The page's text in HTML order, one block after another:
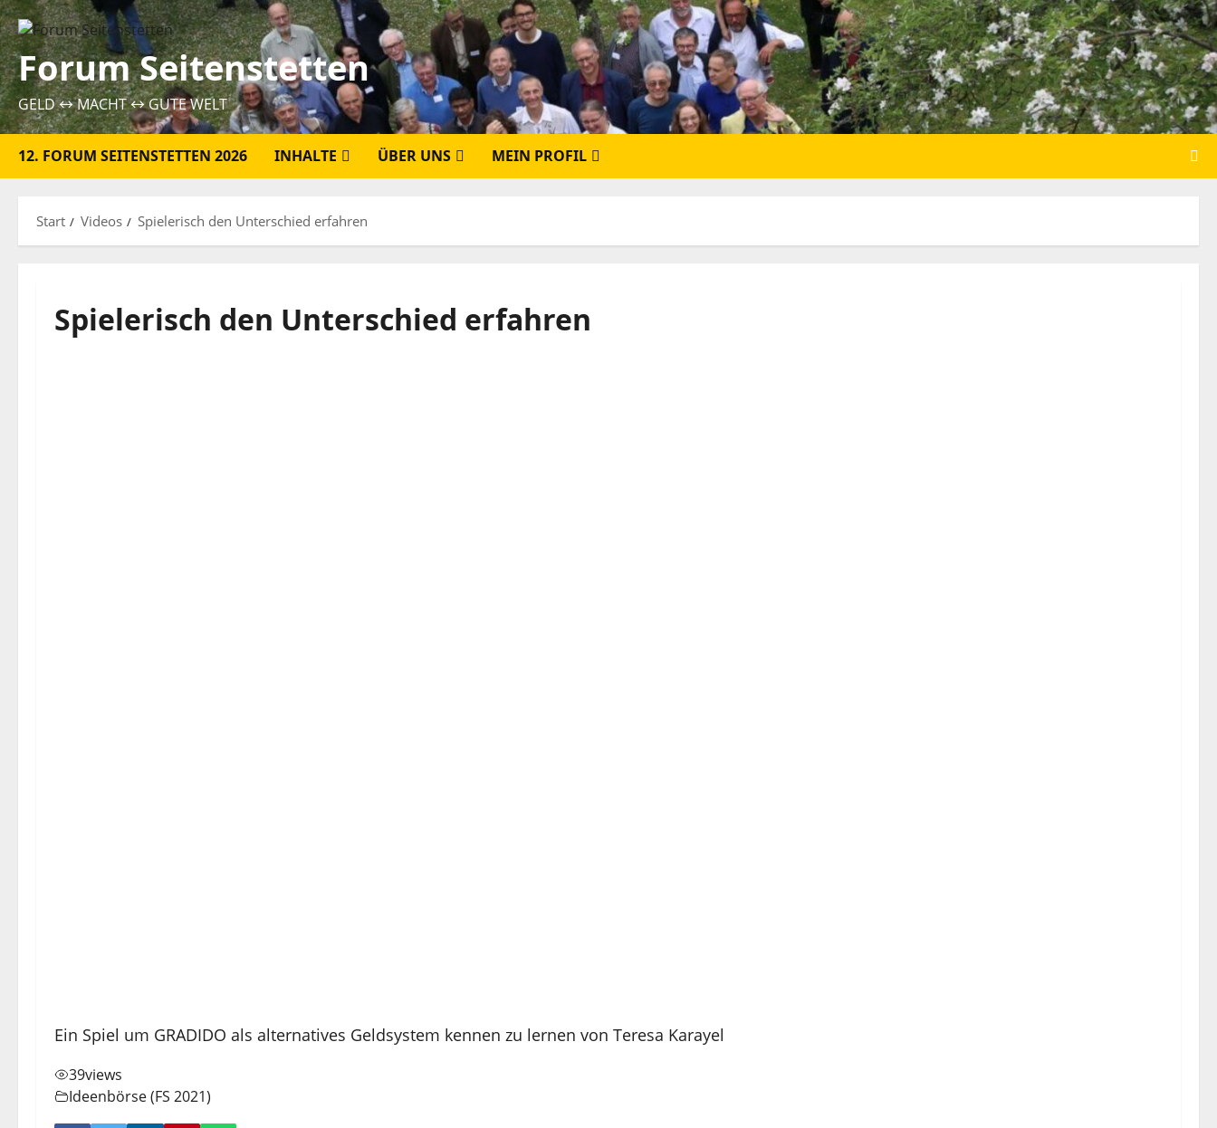
Zum
Inhalt
springen
Forum Seitenstetten
GELD ↔ MACHT ↔ GUTE WELT
12. FORUM SEITENSTETTEN 2026 INHALTE ÜBER UNS MEIN PROFIL
Start Videos Spielerisch den Unterschied erfahren
Spielerisch den Unterschied erfahren
Ein Spiel um GRADIDO als alternatives Geldsystem kennen zu lernen von Teresa Karayel
39views
Ideenbörse (FS 2021)